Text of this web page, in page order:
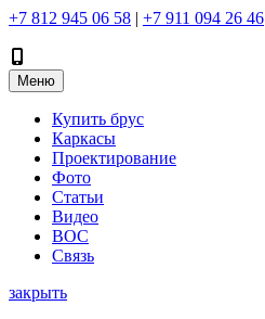
+7 812 945 06 58 | +7 911 094 26 46
Меню
Купить брус
Каркасы
Проектирование
Фото
Статьи
Видео
ВОС
Связь
закрыть